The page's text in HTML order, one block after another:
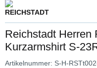
Reichstadt Herren
Kurzarmshirt S-
Artikelnummer: S-H-